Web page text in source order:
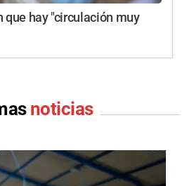
que hay "circulación muy
noticias